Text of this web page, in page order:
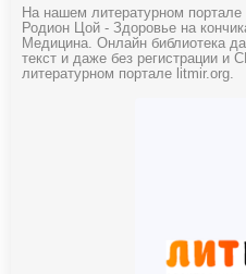
На нашем литературном портале
Родион Цой - Здоровье на
Медицина. Онлайн библиотека
текст и даже без регистрации
литературном портале litmir.org.